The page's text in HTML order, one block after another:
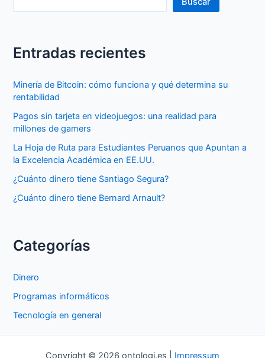
Entradas recientes
Minería de Bitcoin: cómo funciona y qué determina su
rentabilidad
Pagos sin tarjeta en videojuegos: una realidad para
millones de gamers
La Hoja de Ruta para Estudiantes Peruanos que Apuntan a
la Excelencia Académica en EE.UU.
¿Cuánto dinero tiene Santiago Segura?
¿Cuánto dinero tiene Bernard Arnault?
Categorías
Dinero
Programas informáticos
Tecnología en general
Copyright © 2026 ontologi.es | Impressum